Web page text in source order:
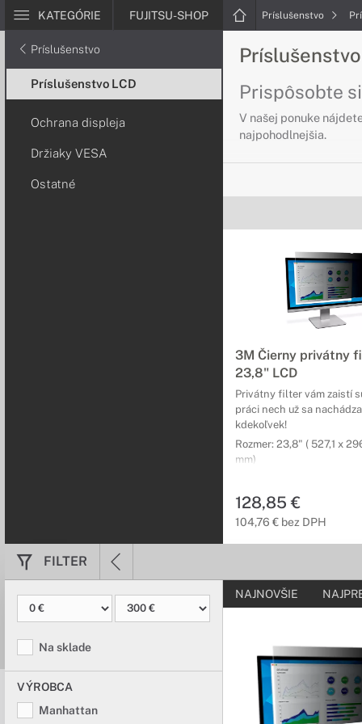
KATEGÓRIE FUJITSU-SHOP Príslušenstvo
Príslušenstvo
Príslušenstvo LCD
Ochrana displeja
Držiaky VESA
Ostatné
Prispôsobte
V našej ponuke
najpohodlnejšia.
Pri náročnej práci je
Ostatné
Vyberte si tie
Potrebujete pre svoj
monitor, stačí si len
Držiaky
Flexibilita
Doprajte si poriadny
3M Čierny privátny
23,8" LCD
Privátny filter vám zaistí
práci nech už sa
kdekoľvek!
Rozmer: 23,8" ( 527,1 x
mm)
128,85 €
104,76 € bez DPH
FILTER
Na sklade
VÝROBCA
Manhattan
NAJNOVŠIE